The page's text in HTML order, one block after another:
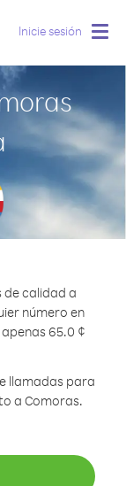
Inicie sesión
de calidad a
número en
65.0 ¢
llamadas para
a Comoras.